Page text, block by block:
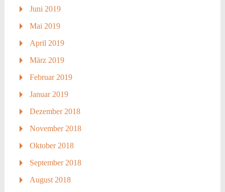
Juni 2019
Mai 2019
April 2019
März 2019
Februar 2019
Januar 2019
Dezember 2018
November 2018
Oktober 2018
September 2018
August 2018